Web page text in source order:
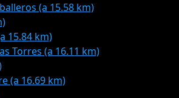
(a 15.58 km)
15.84 km)
Torres (a 16.11 km)
(a 16.69 km)